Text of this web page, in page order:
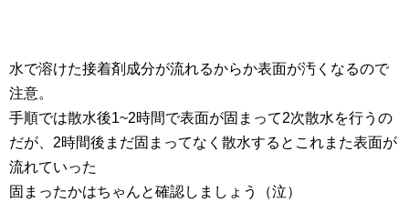
水で溶けた接着剤成分が流れるからか表面が汚くなるので
注意。
手順では散水後1~2時間で表面が固まって2次散水を行うの
だが、2時間後まだ固まってなく散水するとこれまた表面が
流れていった
固まったかはちゃんと確認しましょう（泣）